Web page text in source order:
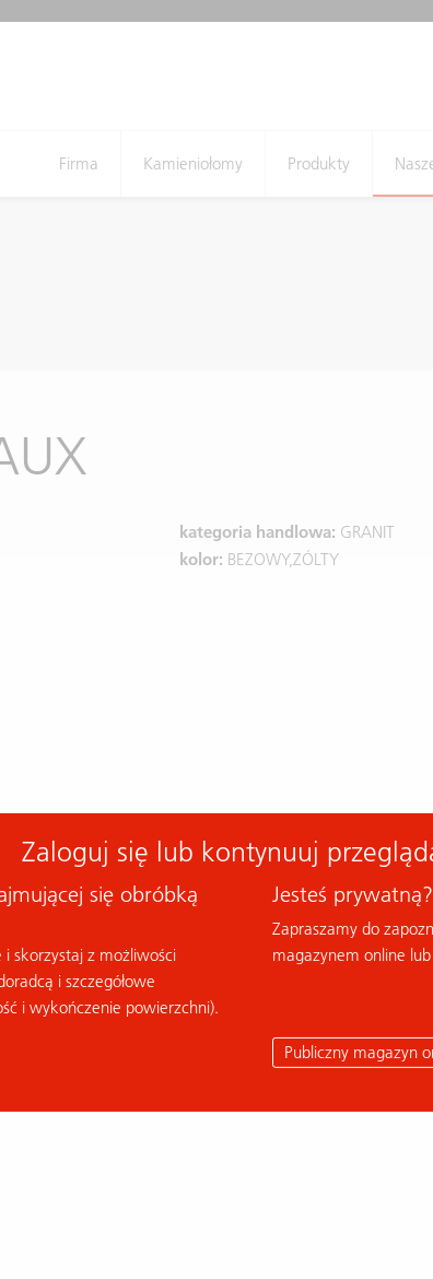
Firma
Kamieniołomy Produkty
kategoria handlowa: GRANIT
kolor: BEZOWY,ZÓLTY
Zaloguj się lub kontynuuj
się obróbką
skorzystaj z możliwości
i szczegółowe
i wykończenie powierzchni).
Jesteś prywatną?
Zapraszamy do
magazynem online
Publiczny magazyn